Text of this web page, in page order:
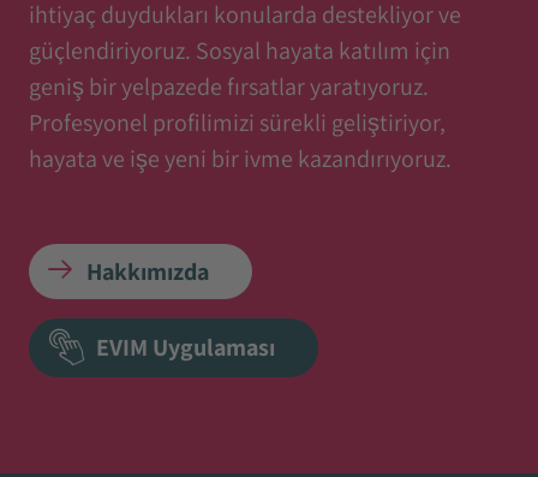
ihtiyaç duydukları konularda destekliyor ve
güçlendiriyoruz. Sosyal hayata katılım için
geniş bir yelpazede fırsatlar yaratıyoruz.
Profesyonel profilimizi sürekli geliştiriyor,
hayata ve işe yeni bir ivme kazandırıyoruz.
Hakkımızda
EVIM Uygulaması